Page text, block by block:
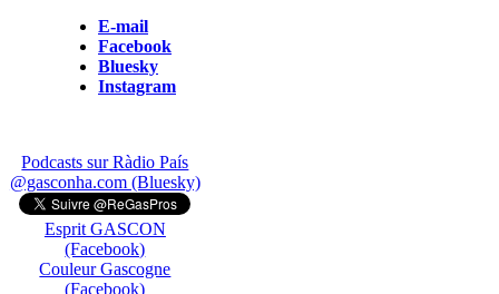
E-mail
Facebook
Bluesky
Instagram
Podcasts sur Ràdio País
@gasconha.com (Bluesky)
Esprit GASCON
(Facebook)
Couleur Gascogne
(Facebook)